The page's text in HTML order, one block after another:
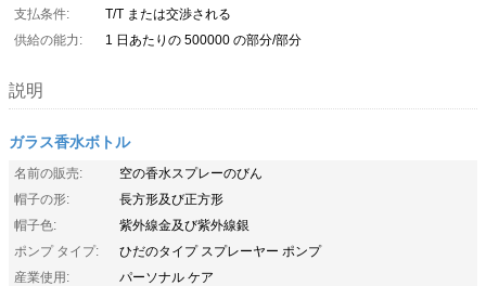
支払条件:
T/T または交渉される
供給の能力:
1 日あたりの 500000 の部分/部分
説明
ガラス香水ボトル
名前の販売:
空の香水スプレーのびん
帽子の形:
長方形及び正方形
帽子色:
紫外線金及び紫外線銀
ポンプ タイプ:
ひだのタイプ スプレーヤー ポンプ
産業使用:
パーソナル ケア